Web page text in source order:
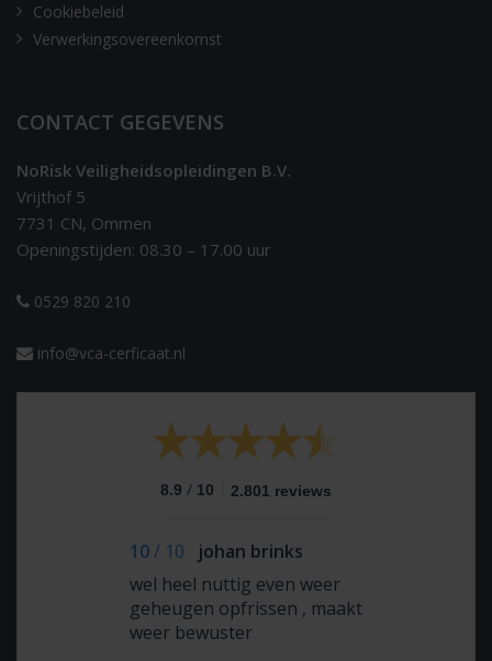
Cookiebeleid
Verwerkingsovereenkomst
CONTACT GEGEVENS
NoRisk Veiligheidsopleidingen B.V.
Vrijthof 5
7731 CN, Ommen
Openingstijden: 08.30 – 17.00 uur
0529 820 210
info@vca-cerficaat.nl
8.9 / 10 2.801 reviews
10/ 10
johan brinks
wel heel nuttig even weer
geheugen opfrissen , maakt
weer bewuster